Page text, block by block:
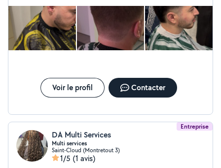
Voir le profil Contacter
Entreprise
DA Multi Services
Multi services
Saint-Cloud (Montretout 3)
1/5 (1 avis)